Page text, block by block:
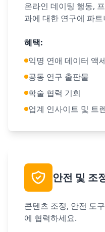
온라인 데이팅 행동,
과에 대한 연구에 파
혜택:
익명 연애 데이터 액
공동 연구 출판물
학술 협력 기회
업계 인사이트 및 트
안전 및 조
콘텐츠 조정, 안전 도
에 협력하세요.